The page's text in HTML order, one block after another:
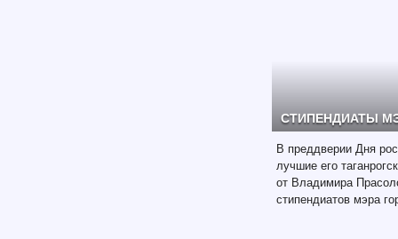
СТИПЕНДИАТЫ
В преддверии Дня
лучшие его
от Владимира
стипендиатов мэра